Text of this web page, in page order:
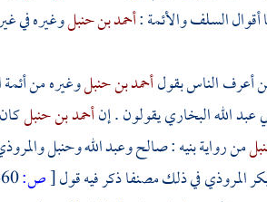
السلفوالأئمة :أحمد بن حنبلوغيره في
أعرف الناس بقولأحمد بن حنبلوغيره من
عبد الله البخارييقولون . إنأحمد بن حنبلكان
من رواية بنيه :صالحوعبد اللهوحنبل
المروذيفي ذلك مصنفا ذكر فيه قول[ص: